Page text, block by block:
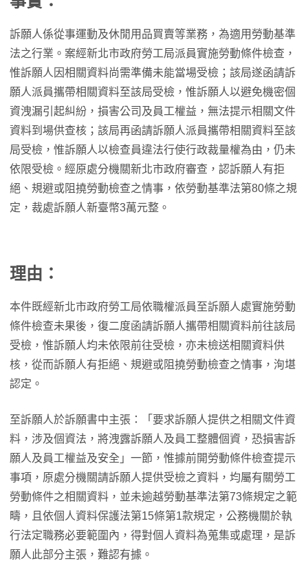
訴願人係從事運動及休閒用品買賣等業務，為適用勞動基準
法之行業。案經新北市政府勞工局派員實施勞動條件檢查，
惟訴願人因相關資料尚需準備未能當場受檢；該局遂函請訴
願人派員攜帶相關資料至該局受檢，惟訴願人以避免機密個
資洩漏引起糾紛，損害公司及員工權益，無法提示相關文件
資料到場供查核；該局再函請訴願人派員攜帶相關資料至該
局受檢，惟訴願人以檢查員違法行使行政裁量權為由，仍未
依限受檢。經原處分機關新北市政府審查，認訴願人有拒
絕、規避或阻撓勞動檢查之情事，依勞動基準法第80條之規
定，裁處訴願人新臺幣3萬元整。
理由：
本件既經新北市政府勞工局依職權派員至訴願人處實施勞動
條件檢查未果後，復二度函請訴願人攜帶相關資料前往該局
受檢，惟訴願人均未依限前往受檢，亦未檢送相關資料供
核，從而訴願人有拒絕、規避或阻撓勞動檢查之情事，洵堪
認定。
至訴願人於訴願書中主張：「要求訴願人提供之相關文件資
料，涉及個資法，將洩露訴願人及員工整體個資，恐損害訴
願人及員工權益及安全」一節，惟據前開勞動條件檢查提示
事項，原處分機關請訴願人提供受檢之資料，均屬有關勞工
勞動條件之相關資料，並未逾越勞動基準法第73條規定之範
疇，且依個人資料保護法第15條第1款規定，公務機關於執
行法定職務必要範圍內，得對個人資料為蒐集或處理，是訴
願人此部分主張，難認有據。